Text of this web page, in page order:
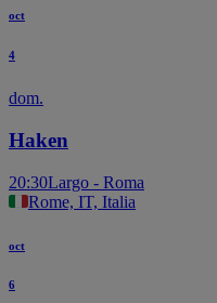
oct
4
dom.
Haken
20:30Largo - Roma
Rome, IT, Italia
oct
6